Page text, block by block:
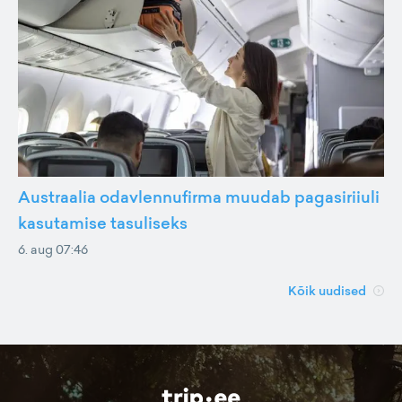
Austraalia odavlennufirma muudab pagasiriiuli
kasutamise tasuliseks
6. aug 07:46
Kõik uudised